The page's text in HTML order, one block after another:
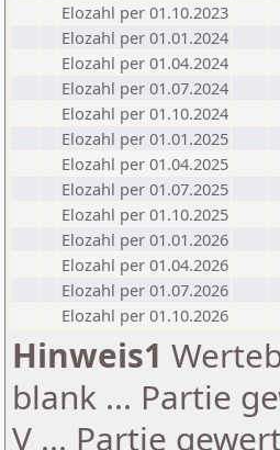
Elozahl per 01.10.2023
Elozahl per 01.01.2024
Elozahl per 01.04.2024
Elozahl per 01.07.2024
Elozahl per 01.10.2024
Elozahl per 01.01.2025
Elozahl per 01.04.2025
Elozahl per 01.07.2025
Elozahl per 01.10.2025
Elozahl per 01.01.2026
Elozahl per 01.04.2026
Elozahl per 01.07.2026
Elozahl per 01.10.2026
Hinweis1
blank ... Partie
V ... Partie